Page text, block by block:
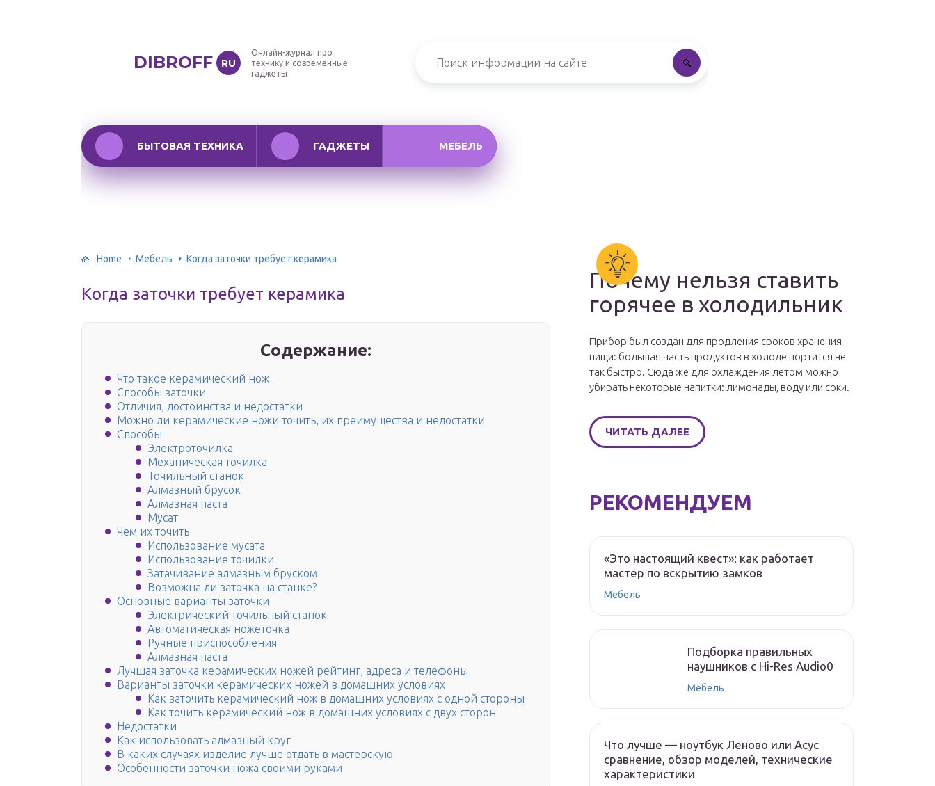
DIBROFF RU
Онлайн-журнал про
технику и современные
гаджеты
БЫТОВАЯ ТЕХНИКА ГАДЖЕТЫ МЕБЕЛЬ
Home Мебель Когда заточки требует керамика
Когда заточки требует керамика
Содержание:
Что такое керамический нож
Способы заточки
Отличия, достоинства и недостатки
Можно ли керамические ножи точить, их преимущества и недостатки
Способы
Электроточилка
Механическая точилка
Точильный станок
Алмазный брусок
Алмазная паста
Мусат
Чем их точить
Использование мусата
Использование точилки
Затачивание алмазным бруском
Возможна ли заточка на станке?
Основные варианты заточки
Электрический точильный станок
Автоматическая ножеточка
Ручные приспособления
Алмазная паста
Лучшая заточка керамических ножей рейтинг, адреса и телефоны
Варианты заточки керамических ножей в домашних условиях
Как заточить керамический нож в домашних условиях с одной стороны
Как точить керамический нож в домашних условиях с двух сторон
Недостатки
Как использовать алмазный круг
В каких случаях изделие лучше отдать в мастерскую
Особенности заточки ножа своими руками
Почему нельзя ставить
горячее в холодильник
Прибор был создан для продления сроков хранения
пищи: большая часть продуктов в холоде портится не
так быстро. Сюда же для охлаждения летом можно
убирать некоторые напитки: лимонады, воду или соки.
ЧИТАТЬ ДАЛЕЕ
РЕКОМЕНДУЕМ
«Это настоящий квест»: как работает
мастер по вскрытию замков
Мебель
Подборка правильных
наушников с Hi-Res Audio0
Мебель
Что лучше — ноутбук Леново или Асус
сравнение, обзор моделей, технические
характеристики